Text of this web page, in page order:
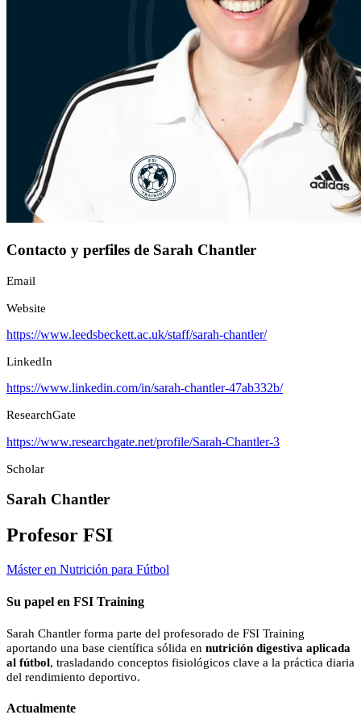
Contacto y perfiles de Sarah Chantler
Email
Website
https://www.leedsbeckett.ac.uk/staff/sarah-chantler/
LinkedIn
https://www.linkedin.com/in/sarah-chantler-47ab332b/
ResearchGate
https://www.researchgate.net/profile/Sarah-Chantler-3
Scholar
Sarah Chantler
Profesor FSI
Máster en Nutrición para Fútbol
Su papel en FSI Training
Sarah Chantler forma parte del profesorado de FSI Training
aportando una base científica sólida en nutrición digestiva aplicada
al fútbol, trasladando conceptos fisiológicos clave a la práctica diaria
del rendimiento deportivo.
Actualmente